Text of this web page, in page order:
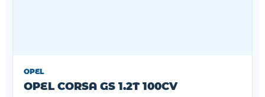
OPEL
OPEL CORSA GS 1.2T 100CV